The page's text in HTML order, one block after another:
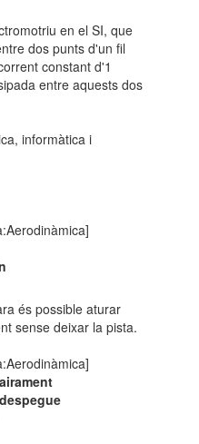
en el SI, que
dos punts d'un fil
constant d'1
entre aquests dos
informàtica i
és possible aturar
sense deixar la pista.